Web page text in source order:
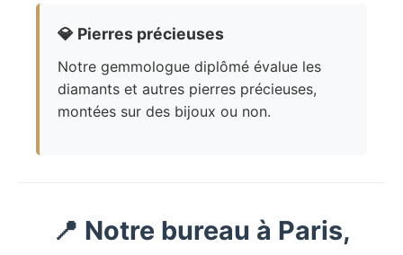
💎 Pierres précieuses
Notre gemmologue diplômé évalue les
diamants et autres pierres précieuses,
montées sur des bijoux ou non.
📍 Notre bureau à Paris,